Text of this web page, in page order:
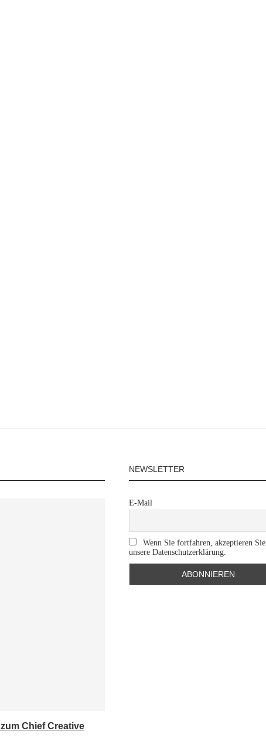
Chief Creative
NEWSLETTER
E-Mail
Wenn Sie fortfahren, akzeptieren Sie
unsere Datenschutzerklärung.